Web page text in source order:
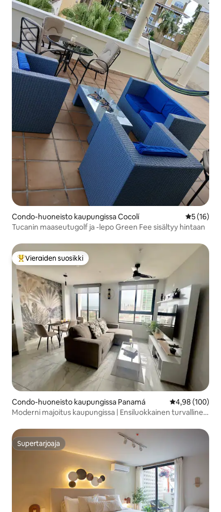
Condo-huoneisto kaupungissa Cocolí
5 (16)
Tucanin maaseutugolf ja -lepo Green Fee sisältyy hintaan
Vieraiden suosikkien parhaimmistoa
Vieraiden suosikki
Condo-huoneisto kaupungissa Panamá
4,98 (100)
Moderni majoitus kaupungissa | Ensiluokkainen turvallinen
Supertarjoaja
Supertarjoaja